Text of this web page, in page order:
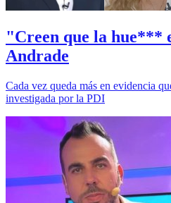
"Creen que la hue***
Andrade
Cada vez queda más en evidencia
investigada por la PDI